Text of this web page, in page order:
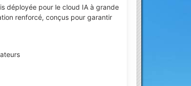
déployée pour le cloud IA à grande
renforcé, conçus pour garantir